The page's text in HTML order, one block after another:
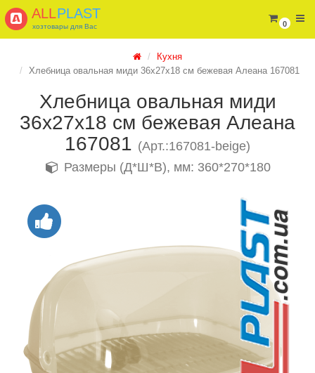
0
ALLPLAST
хозтовары для Вас
Кухня
Хлебница овальная миди 36х27х18 см бежевая Алеана 167081
Хлебница овальная миди
36х27х18 см бежевая Алеана
167081 (Арт.:167081-beige)
Размеры (Д*Ш*В), мм: 360*270*180